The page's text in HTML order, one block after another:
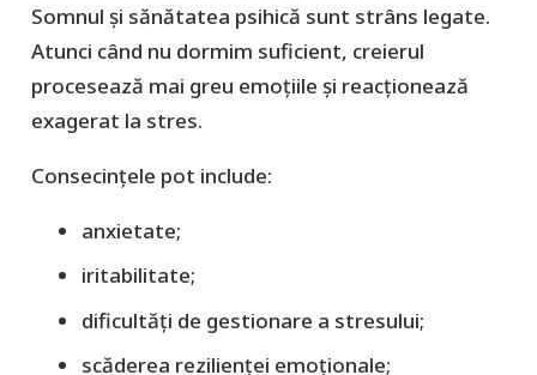
Somnul și sănătatea psihică sunt strâns legate.
Atunci când nu dormim suficient, creierul
procesează mai greu emoțiile și reacționează
exagerat la stres.
Consecințele pot include:
anxietate;
iritabilitate;
dificultăți de gestionare a stresului;
scăderea rezilienței emoționale;